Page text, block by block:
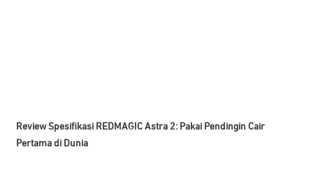
Review Spesifikasi REDMAGIC Astra 2: Pakai Pendingin Cair
Pertama di Dunia